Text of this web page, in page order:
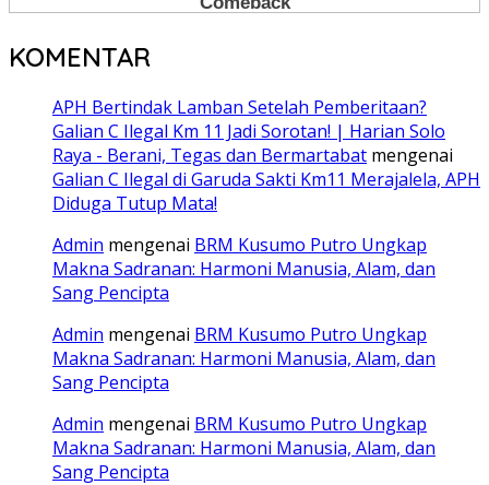
KOMENTAR
APH Bertindak Lamban Setelah Pemberitaan?
Galian C Ilegal Km 11 Jadi Sorotan! | Harian Solo
Raya - Berani, Tegas dan Bermartabat mengenai
Galian C Ilegal di Garuda Sakti Km11 Merajalela, APH
Diduga Tutup Mata!
Admin mengenai BRM Kusumo Putro Ungkap
Makna Sadranan: Harmoni Manusia, Alam, dan
Sang Pencipta
Admin mengenai BRM Kusumo Putro Ungkap
Makna Sadranan: Harmoni Manusia, Alam, dan
Sang Pencipta
Admin mengenai BRM Kusumo Putro Ungkap
Makna Sadranan: Harmoni Manusia, Alam, dan
Sang Pencipta